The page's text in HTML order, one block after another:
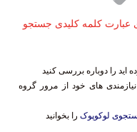
عبارت کلمه کلیدی جستجو
اید را دوباره بررسی کنید
های خود از مرور گروه
لوکوپوک را بخوانید